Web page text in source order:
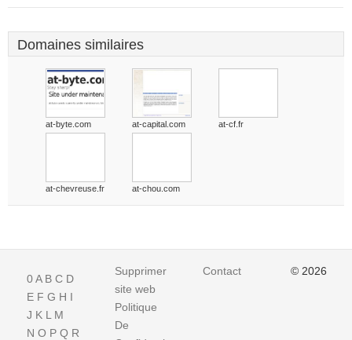
Domaines similaires
at-byte.com at-capital.com at-cf.fr
at-chevreuse.fr at-chou.com
0A B C D
E F G H I
J K L M
N O P Q R
Supprimer
site web
Politique
De
Contact © 2026